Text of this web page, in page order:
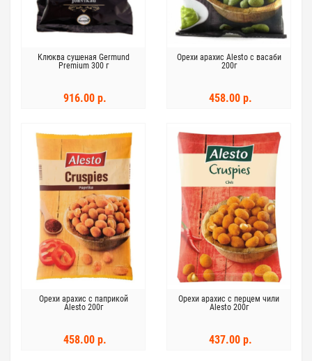
Клюква сушеная Germund
Premium 300 г
916.00 р.
Орехи арахис Alesto с васаби
200г
458.00 р.
Орехи арахис с паприкой
Alesto 200г
458.00 р.
Орехи арахис с перцем чили
Alesto 200г
437.00 р.